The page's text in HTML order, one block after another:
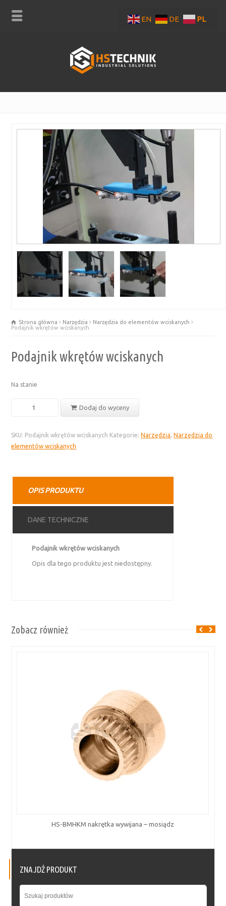
Strona główna Narzędzia
Narzędzia do elementów wciskanych
Podajnik wkrętów wciskanych
Podajnik wkrętów wciskanych
Na stanie
wciskanych
Dodaj do wyceny
SKU: Podajnik wkrętów wciskanych Kategorie:Narzędzia,Narzędzia do
elementów wciskanych
OPIS PRODUKTU
DANE TECHNICZNE
Podajnik wkrętów wciskanych
Opis dla tego produktu jest niedostępny.
Zobacz również
HS-BMHKM nakrętka wywijana – mosiądz
ZNAJDŹ PRODUKT
EN DE PL